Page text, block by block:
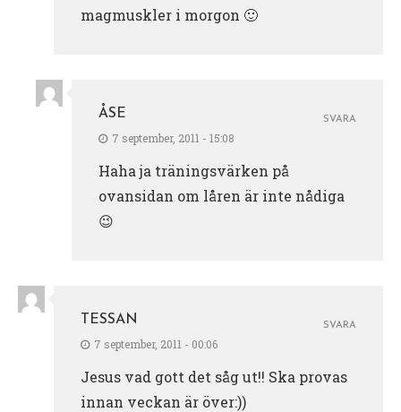
magmuskler i morgon 🙂
ÅSE
7 september, 2011 - 15:08
Haha ja träningsvärken på
ovansidan om låren är inte nådiga
😉
SVARA
TESSAN
7 september, 2011 - 00:06
Jesus vad gott det såg ut!! Ska provas
innan veckan är över:))
SVARA